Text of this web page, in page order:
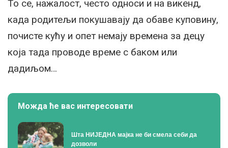
То се, нажалост, често односи и на викенд,
када родитељи покушавају да обаве куповину,
почисте кућу и опет немају времена за децу
која тада проводе време с баком или
дадиљом…
Можда ће вас интересовати
Шта НИЈЕДНА мајка не би смела себи да
дозволи